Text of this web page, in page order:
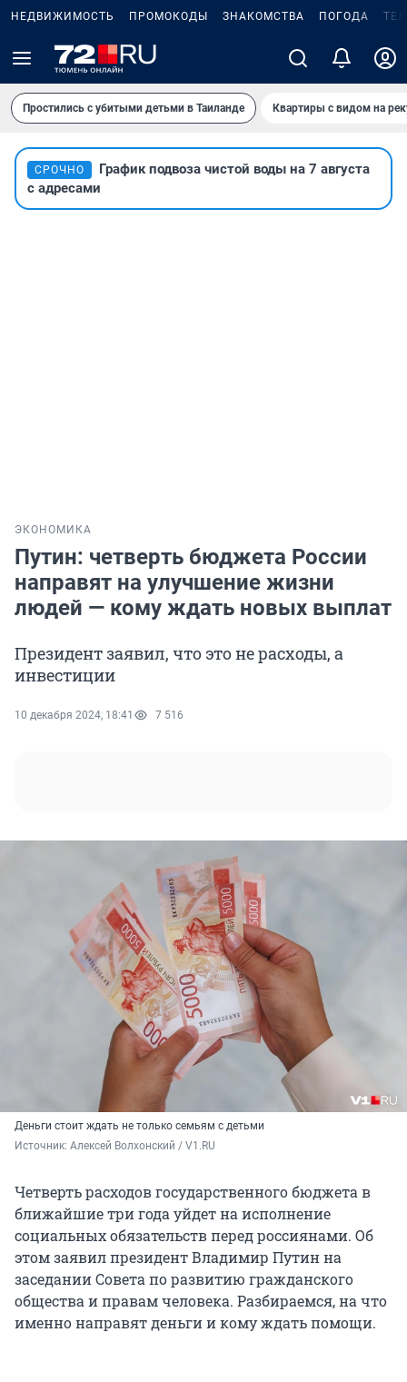
НЕДВИЖИМОСТЬ ПРОМОКОДЫ ЗНАКОМСТВА ПОГОДА
Простились с убитыми детьми в Таиланде Квартиры с видом на
СРОЧНО
График подвоза чистой воды на 7 августа
с адресами
ЭКОНОМИКА
Путин: четверть бюджета России
направят на улучшение жизни
людей — кому ждать новых выплат
Президент заявил, что это не расходы, а
инвестиции
10 декабря 2024, 18:41 7 516
Деньги стоит ждать не только семьям с детьми
Источник: Алексей Волхонский / V1.RU
Четверть расходов государственного бюджета в
ближайшие три года уйдет на исполнение
социальных обязательств перед россиянами. Об
этом заявил президент Владимир Путин на
заседании Совета по развитию гражданского
общества и правам человека. Разбираемся, на что
именно направят деньги и кому ждать помощи.